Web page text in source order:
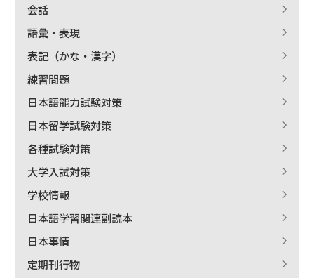
会話
語彙・表現
表記（かな・漢字）
練習問題
日本語能力試験対策
日本留学試験対策
各種試験対策
大学入試対策
学校情報
日本語学習関連副読本
日本事情
定期刊行物